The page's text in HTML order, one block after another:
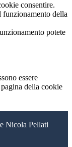
consentire.
funzionamento della
potete
essere
della cookie
Nicola Pellati